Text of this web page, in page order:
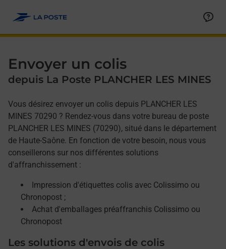
Envoyer un colis
depuis La Poste PLANCHER LES MINES
Vous désirez envoyer un colis depuis PLANCHER LES
MINES 70290 ? Rendez-vous dans votre bureau de poste
PLANCHER LES MINES (70290), situé dans le département
de Haute-Saône. En fonction de votre besoin, nous vous
conseillerons sur nos différentes solutions
d'affranchissement :
Impression d'étiquettes colis avec Colissimo ou
Chronopost ;
Achat d'emballages préaffranchis Colissimo ou
Chronopost
Les solutions d'envois de colis